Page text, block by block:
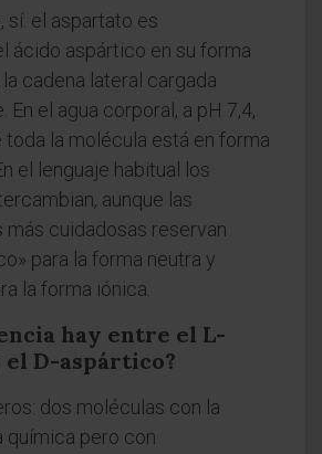
sí: el aspartato es
ácido aspártico en su forma
cadena lateral cargada
En el agua corporal, a pH 7,4,
la molécula está en forma
el lenguaje habitual los
aunque las
más cuidadosas reservan
para la forma neutra y
la forma iónica.
hay entre el L-
D-aspártico?
dos moléculas con la
química pero con